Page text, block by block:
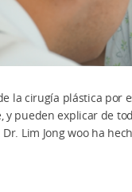
la cirugía plástica
pueden explicar de
Lim Jong woo ha